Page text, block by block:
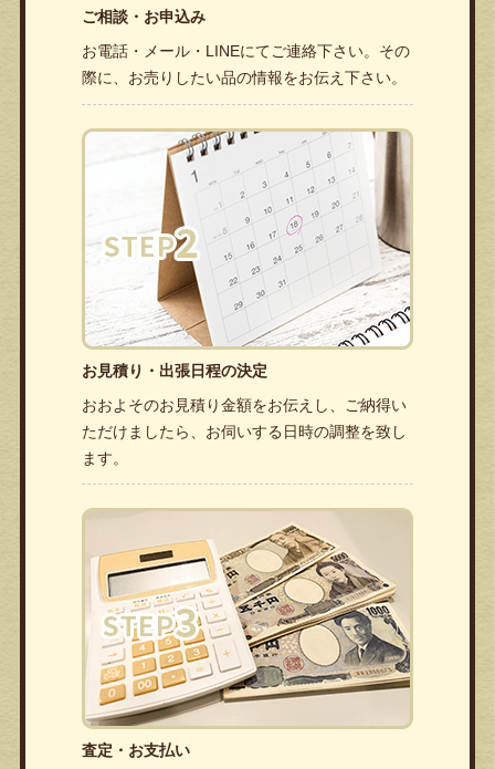
ご相談・お申込み
お電話・メール・LINEにてご連絡下さい。その
際に、お売りしたい品の情報をお伝え下さい。
お見積り・出張日程の決定
おおよそのお見積り金額をお伝えし、ご納得い
ただけましたら、お伺いする日時の調整を致し
ます。
査定・お支払い